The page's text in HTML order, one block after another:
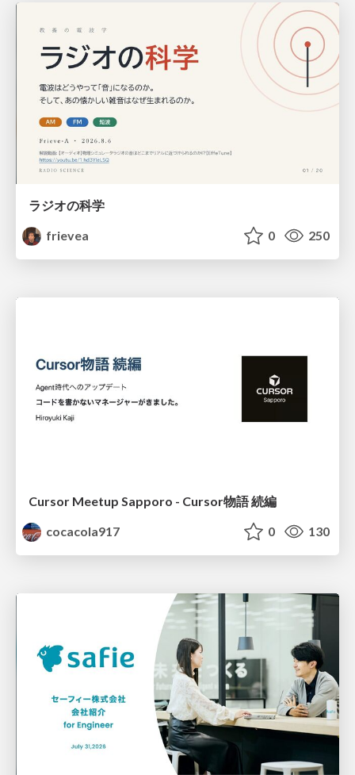
ラジオの科学
frievea
0 250
Cursor Meetup Sapporo - Cursor物語 続編
cocacola917
0 130